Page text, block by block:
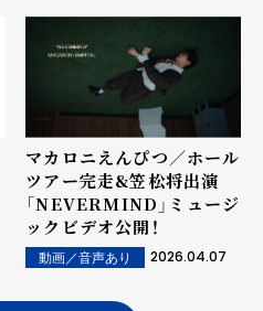
マカロニえんぴつ／ホール
ツアー完走&笠松将出演
「NEVERMIND」ミュージ
ックビデオ公開！
動画／音声あり 2026.04.07